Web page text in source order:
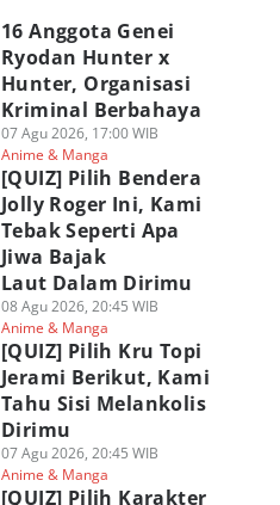
16 Anggota Genei
Ryodan Hunter x
Hunter, Organisasi
Kriminal Berbahaya
07 Agu 2026, 17:00 WIB
Anime & Manga
[QUIZ] Pilih Bendera
Jolly Roger Ini, Kami
Tebak Seperti Apa
Jiwa Bajak
Laut Dalam Dirimu
08 Agu 2026, 20:45 WIB
Anime & Manga
[QUIZ] Pilih Kru Topi
Jerami Berikut, Kami
Tahu Sisi Melankolis
Dirimu
07 Agu 2026, 20:45 WIB
Anime & Manga
[QUIZ] Pilih Karakter